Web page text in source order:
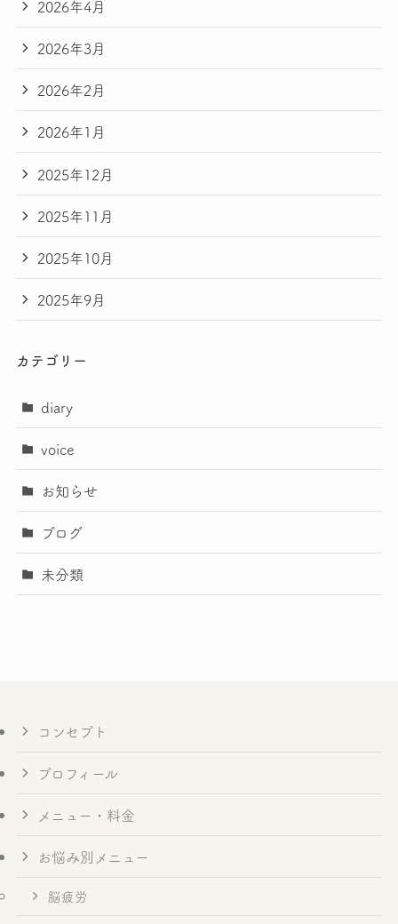
2026年4月
2026年3月
2026年2月
2026年1月
2025年12月
2025年11月
2025年10月
2025年9月
カテゴリー
diary
voice
お知らせ
ブログ
未分類
コンセプト
プロフィール
メニュー・料金
お悩み別メニュー
脳疲労